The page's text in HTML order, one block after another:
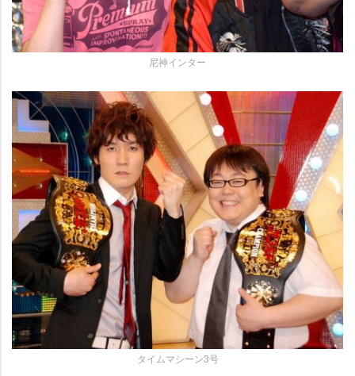
尼神インター
タイムマシーン3号